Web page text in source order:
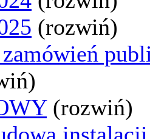
(rozwiń)
(rozwiń)